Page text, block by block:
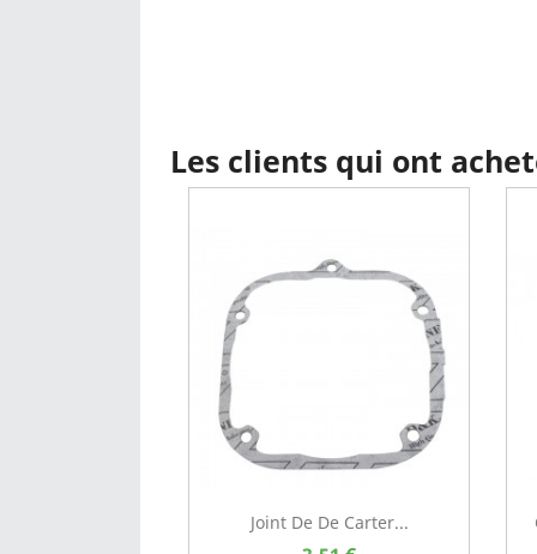
Les clients qui ont
Joint De De Carter...